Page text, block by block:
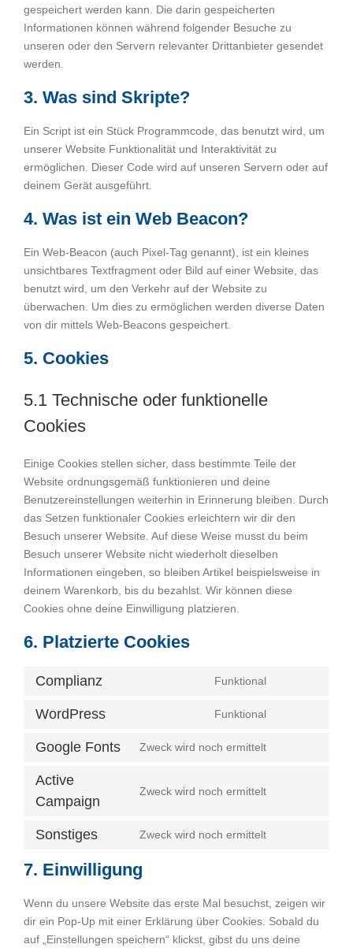
gespeichert werden kann. Die darin gespeicherten
Informationen können während folgender Besuche zu
unseren oder den Servern relevanter Drittanbieter gesendet
werden.
3. Was sind Skripte?
Ein Script ist ein Stück Programmcode, das benutzt wird, um
unserer Website Funktionalität und Interaktivität zu
ermöglichen. Dieser Code wird auf unseren Servern oder auf
deinem Gerät ausgeführt.
4. Was ist ein Web Beacon?
Ein Web-Beacon (auch Pixel-Tag genannt), ist ein kleines
unsichtbares Textfragment oder Bild auf einer Website, das
benutzt wird, um den Verkehr auf der Website zu
überwachen. Um dies zu ermöglichen werden diverse Daten
von dir mittels Web-Beacons gespeichert.
5. Cookies
5.1 Technische oder funktionelle
Cookies
Einige Cookies stellen sicher, dass bestimmte Teile der
Website ordnungsgemäß funktionieren und deine
Benutzereinstellungen weiterhin in Erinnerung bleiben. Durch
das Setzen funktionaler Cookies erleichtern wir dir den
Besuch unserer Website. Auf diese Weise musst du beim
Besuch unserer Website nicht wiederholt dieselben
Informationen eingeben, so bleiben Artikel beispielsweise in
deinem Warenkorb, bis du bezahlst. Wir können diese
Cookies ohne deine Einwilligung platzieren.
6. Platzierte Cookies
Complianz FunktionalConsent
service
WordPress FunktionalConsent
service
Google Fonts Zweck wird noch ermitteltConsent
Active
Campaign
Zweck wird noch ermitteltConsent
Sonstiges Zweck wird noch ermittelt
Consent
sonstiges
7. Einwilligung
Wenn du unsere Website das erste Mal besuchst, zeigen wir
dir ein Pop-Up mit einer Erklärung über Cookies. Sobald du
auf „Einstellungen speichern“ klickst, gibst du uns deine